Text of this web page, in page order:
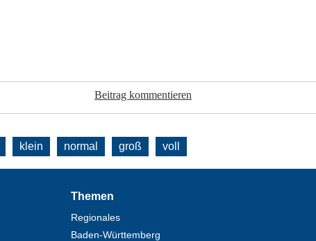
Beitrag kommentieren
klein normal groß voll
Themen
Regionales
Baden-Württemberg